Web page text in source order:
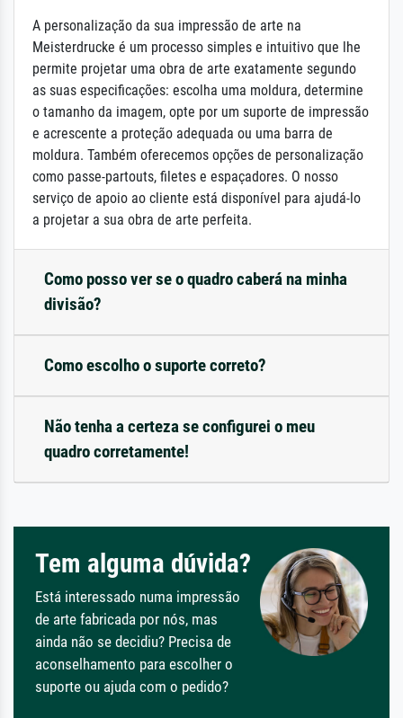
A personalização da sua impressão de arte na
Meisterdrucke é um processo simples e intuitivo que lhe
permite projetar uma obra de arte exatamente segundo
as suas especificações: escolha uma moldura, determine
o tamanho da imagem, opte por um suporte de impressão
e acrescente a proteção adequada ou uma barra de
moldura. Também oferecemos opções de personalização
como passe-partouts, filetes e espaçadores. O nosso
serviço de apoio ao cliente está disponível para ajudá-lo
a projetar a sua obra de arte perfeita.
Como posso ver se o quadro caberá na minha
divisão?
Como escolho o suporte correto?
Não tenha a certeza se configurei o meu
quadro corretamente!
Tem alguma dúvida?
Está interessado numa impressão
de arte fabricada por nós, mas
ainda não se decidiu? Precisa de
aconselhamento para escolher o
suporte ou ajuda com o pedido?